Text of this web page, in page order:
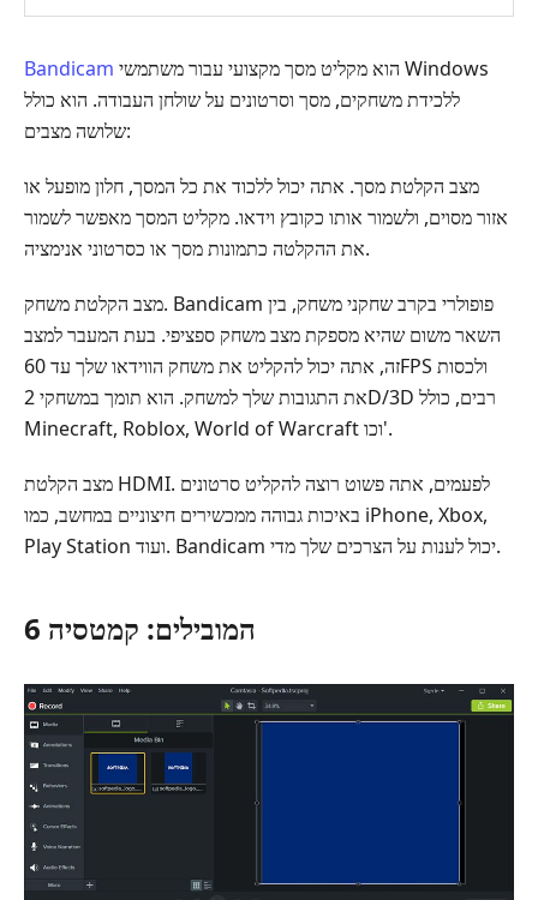
Bandicam
ללכידת משחקים, מסך וסרטונים על שולחן העבודה. הוא כולל
שלושה מצבים:
מצב הקלטת מסך. אתה יכול ללכוד את כל המסך, חלון מופעל או
אזור מסוים, ולשמור אותו כקובץ וידאו. מקליט המסך מאפשר לשמור
את ההקלטה כתמונות מסך או כסרטוני אנימציה.
מצב הקלטת משחק. Bandicam פופולרי בקרב שחקני משחק, בין
השאר משום שהיא מספקת מצב משחק ספציפי. בעת המעבר למצב
זה, אתה יכול להקליט את משחק הווידאו שלך עד 60FPS ולכסות
את התגובות שלך למשחק. הוא תומך במשחקי 2D/3D רבים, כולל
Minecraft, Roblox, World of Warcraft וכו'.
מצב הקלטת HDMI. לפעמים, אתה פשוט רוצה להקליט סרטונים
באיכות גבוהה ממכשירים חיצוניים במחשב, כמו iPhone, Xbox,
Play Station ועוד. Bandicam יכול לענות על הצרכים שלך מדי.
6 המובילים: קמטסיה